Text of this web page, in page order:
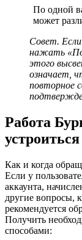
По одной
может
Совет. Если
нажать
этого
означает,
повторное
Работа
устроиться
Как и когда
Если у
аккаунта,
другие вопросы,
рекомендуется
Получить
способами: